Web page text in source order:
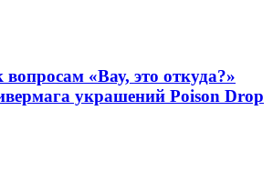
вопросам «Вау, это откуда?»
украшений Poison Drop